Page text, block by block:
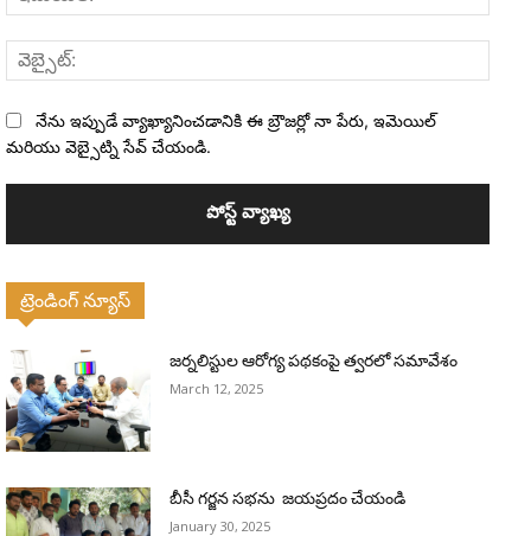
నేను ఇప్పుడే వ్యాఖ్యానించడానికి ఈ బ్రౌజర్లో నా పేరు, ఇమెయిల్
మరియు వెబ్సైట్ని సేవ్ చేయండి.
ట్రెండింగ్ న్యూస్
జర్నలిస్టుల ఆరోగ్య పథకంపై త్వరలో సమావేశం
March 12, 2025
బీసీ గర్జన సభను జయప్రదం చేయండి
January 30, 2025